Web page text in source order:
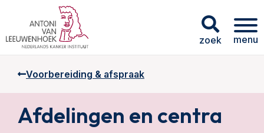
zoek menu
Voorbereiding & afspraak
Afdelingen en centra